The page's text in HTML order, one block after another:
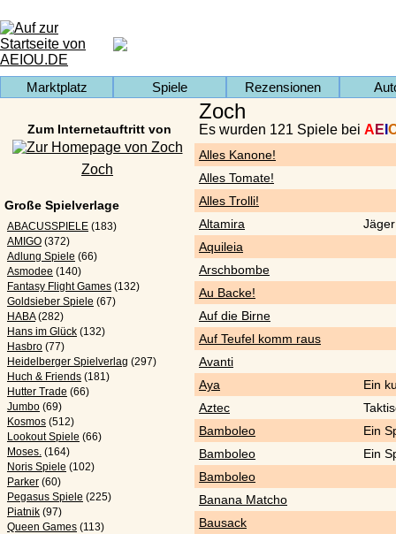
Marktplatz Spiele Rezensionen
Zum Internetauftritt von
Zoch
Große Spielverlage
ABACUSSPIELE (183)
AMIGO (372)
Adlung Spiele (66)
Asmodee (140)
Fantasy Flight Games (132)
Goldsieber Spiele (67)
HABA (282)
Hans im Glück (132)
Hasbro (77)
Heidelberger Spielverlag (297)
Huch & Friends (181)
Hutter Trade (66)
Jumbo (69)
Kosmos (512)
Lookout Spiele (66)
Moses. (164)
Noris Spiele (102)
Parker (60)
Pegasus Spiele (225)
Piatnik (97)
Queen Games (113)
Zoch
Es wurden 121 Spiele bei A E
Alles Kanone!
Alles Tomate!
Alles Trolli!
Altamira
Aquileia
Arschbombe
Au Backe!
Auf die Birne
Auf Teufel komm raus
Avanti
Aya
Ein
Aztec
Bamboleo
Ein
Bamboleo
Ein
Bamboleo
Banana Matcho
Bausack